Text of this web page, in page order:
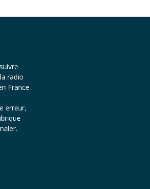
radio
France.
erreur,